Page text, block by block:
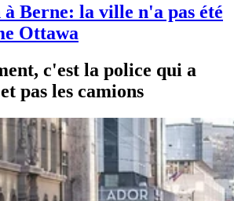
Berne: la ville n'a pas été
Ottawa
c'est la police qui a
pas les camions